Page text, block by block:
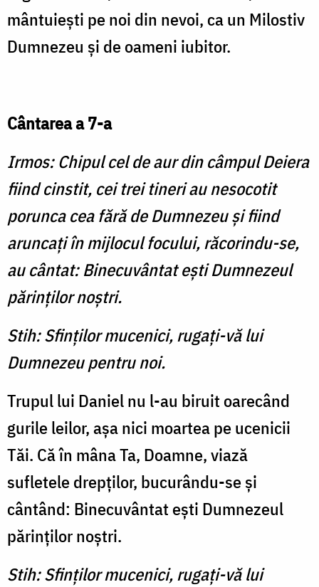
mântuieşti pe noi din nevoi, ca un Milostiv
Dumnezeu şi de oameni iubitor.
Cântarea a 7-a
Irmos: Chipul cel de aur din câmpul Deiera
fiind cinstit, cei trei tineri au nesocotit
porunca cea fără de Dumnezeu şi fiind
aruncaţi în mijlocul focului, răcorindu-se,
au cântat: Binecuvântat eşti Dumnezeul
părinţilor noştri.
Stih: Sfinţilor mucenici, rugaţi-vă lui
Dumnezeu pentru noi.
Trupul lui Daniel nu l-au biruit oarecând
gurile leilor, aşa nici moartea pe ucenicii
Tăi. Că în mâna Ta, Doamne, viază
sufletele drepţilor, bucurându-se şi
cântând: Binecuvântat eşti Dumnezeul
părinţilor noştri.
Stih: Sfinţilor mucenici, rugaţi-vă lui